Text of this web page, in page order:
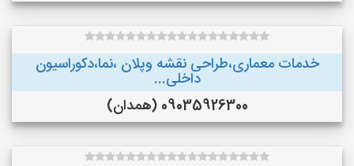
خدمات معماری،طراحی نقشه وپلان ،نما،دکوراسیون
داخلی...
09035926300 (همدان)